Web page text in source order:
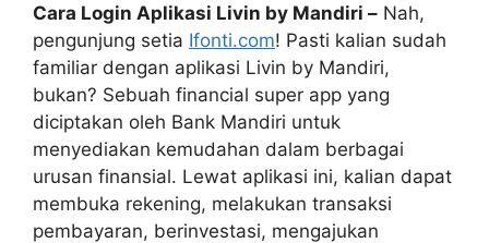
Cara Login Aplikasi Livin by Mandiri – Nah,
pengunjung setia Ifonti.com! Pasti kalian sudah
familiar dengan aplikasi Livin by Mandiri,
bukan? Sebuah financial super app yang
diciptakan oleh Bank Mandiri untuk
menyediakan kemudahan dalam berbagai
urusan finansial. Lewat aplikasi ini, kalian dapat
membuka rekening, melakukan transaksi
pembayaran, berinvestasi, mengajukan